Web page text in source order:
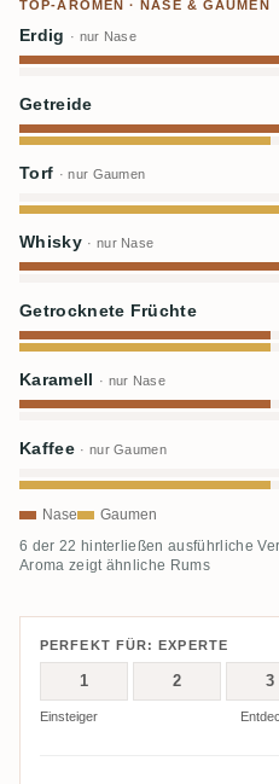
TOP-AROMEN · NASE & GAUMEN
Erdig · nur Nase
Getreide
Torf · nur Gaumen
Whisky · nur Nase
Getrocknete Früchte
Karamell · nur Nase
Kaffee · nur Gaumen
Nase Gaumen
6 der 22 hinterließen ausführliche
Aroma zeigt ähnliche Rums
PERFEKT FÜR: EXPERTE
1 2 3
Einsteiger